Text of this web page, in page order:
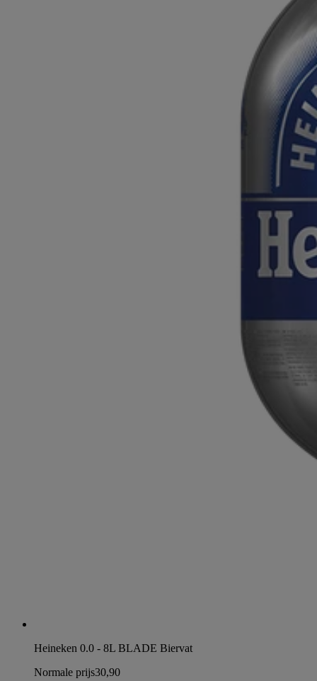
Heineken 0.0 - 8L BLADE Biervat
Normale prijs30,90